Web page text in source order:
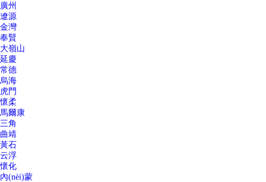
廣州
遼源
金灣
奉賢
大嶺山
延慶
常德
烏海
虎門
懷柔
馬爾康
三角
曲靖
黃石
云浮
懷化
內(nèi)蒙